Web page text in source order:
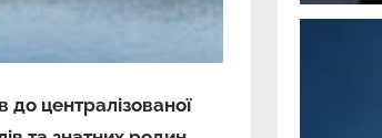
централізованої